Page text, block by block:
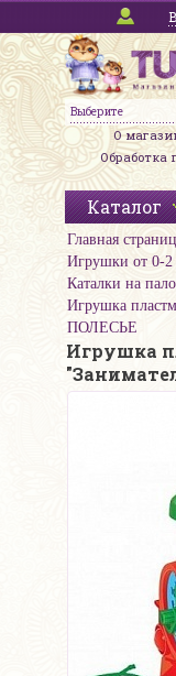
Выберите
О
Обработка
Каталог
Главная
Игрушки от 0-2
Каталки на
Игрушка
ПОЛЕСЬЕ
Игрушка